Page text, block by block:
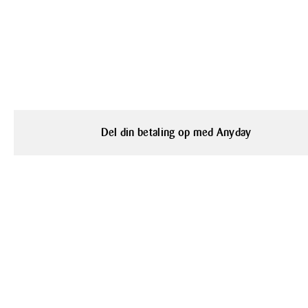
Del din betaling op med Anyday